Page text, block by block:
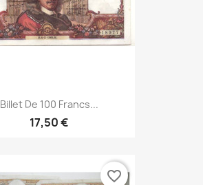
Billet De 100 Francs...
17,50 €
favorite_border